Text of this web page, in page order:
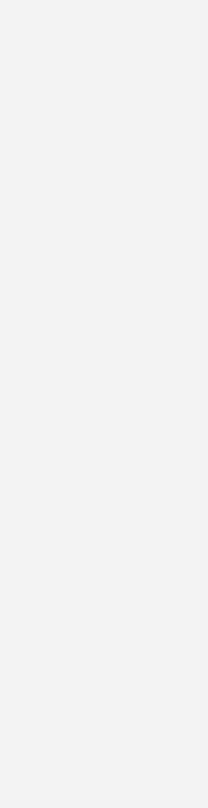
steht online als
Download
die solare
Trendberichte zu
hat 185 Seiten.
mit dem
von uns
gebündelt und